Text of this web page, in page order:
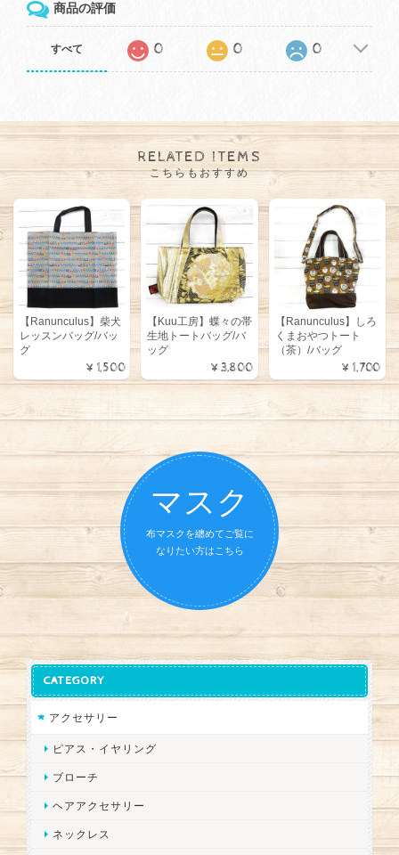
商品の評価
すべて 0 0 0
RELATED ITEMS
こちらもおすすめ
【Ranunculus】柴犬
レッスンバッグ/バッ
グ
¥1,500
【Kuu工房】蝶々の帯
生地トートバッグ/バ
ッグ
¥3,800
【Ranunculus】しろ
くまおやつトート
（茶）/バッグ
¥1,700
マスク
布マスクを纏めてご覧に
なりたい方はこちら
CATEGORY
アクセサリー
ピアス・イヤリング
ブローチ
ヘアアクセサリー
ネックレス